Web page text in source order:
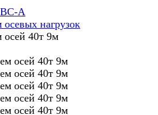
ВС-А
нагрузок
осей 40т 9м